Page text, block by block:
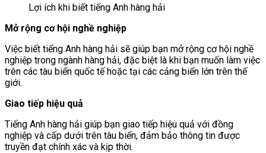
Lợi ích khi biết tiếng Anh hàng hải
Mở rộng cơ hội nghề nghiệp
Việc biết tiếng Anh hàng hải sẽ giúp bạn mở rộng cơ hội nghề
nghiệp trong ngành hàng hải, đặc biệt là khi bạn muốn làm việc
trên các tàu biển quốc tế hoặc tại các cảng biển lớn trên thế
giới.
Giao tiếp hiệu quả
Tiếng Anh hàng hải giúp bạn giao tiếp hiệu quả với đồng
nghiệp và cấp dưới trên tàu biển, đảm bảo thông tin được
truyền đạt chính xác và kịp thời.